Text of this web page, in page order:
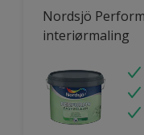
Nordsjö
interiørmaling